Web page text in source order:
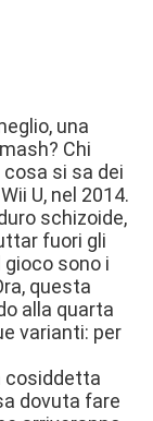
una
Chi
cosa si sa dei
U, nel 2014.
schizoide,
fuori gli
gioco sono i
questa
alla quarta
varianti: per
cosiddetta
dovuta fare